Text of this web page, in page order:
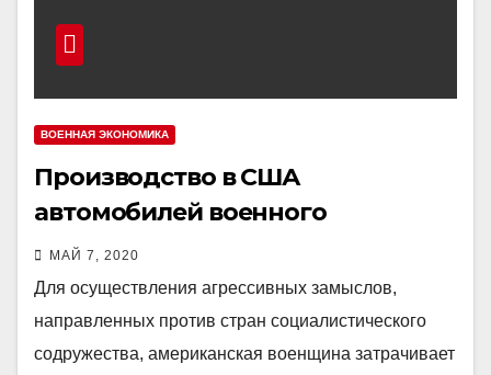
ВОЕННАЯ ЭКОНОМИКА
Производство в США
автомобилей военного
назначения
МАЙ 7, 2020
Для осуществления агрессивных замыслов,
направленных против стран социалистического
содружества, американская военщина затрачивает